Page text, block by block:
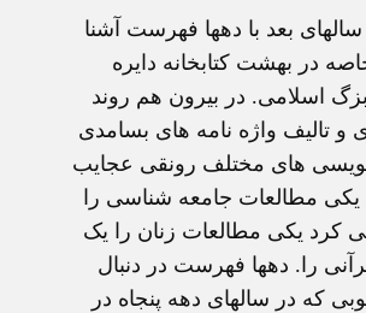
بعد با دهها فهرست آشنا
در بهشت کتابخانه دايره
اسلامی. در بيرون هم روند
و تاليف واژه نامه های بسامدی
های مختلف رونقی عجايب
يکی مطالعات جامعه شناسی را
يکی مطالعات زنان را يک
را. دهها فهرست در دنبال
که در سالهای دهه پنجاه در